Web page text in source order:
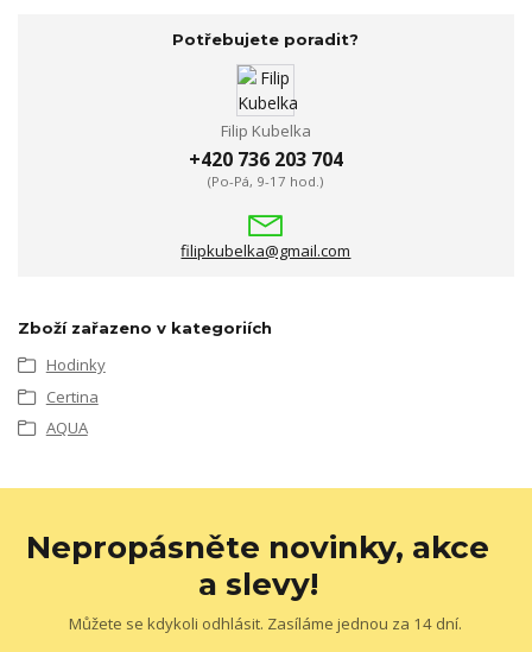
Potřebujete poradit?
Filip Kubelka
+420 736 203 704
(Po-Pá, 9-17 hod.)
filipkubelka@gmail.com
Zboží zařazeno v kategoriích
Hodinky
Certina
AQUA
Nepropásněte novinky, akce
a slevy!
Můžete se kdykoli odhlásit. Zasíláme jednou za 14 dní.